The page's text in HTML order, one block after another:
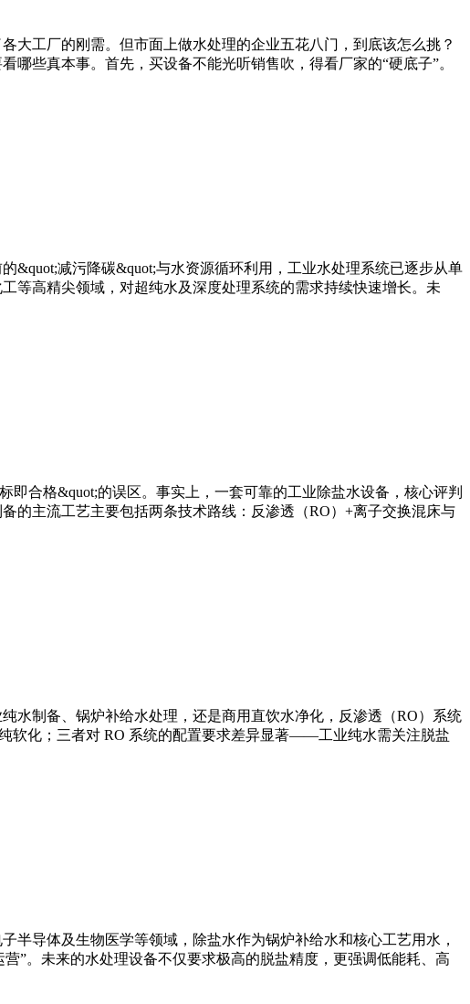
大工厂的刚需。但市面上做水处理的企业五花八门，到底该怎么挑？
些真本事。首先，买设备不能光听销售吹，得看厂家的“硬底子”。
&quot;减污降碳&quot;与水资源循环利用，工业水处理系统已逐步从单
等高精尖领域，对超纯水及深度处理系统的需求持续快速增长。未
合格&quot;的误区。事实上，一套可靠的工业除盐水设备，核心评判
的主流工艺主要包括两条技术路线：反渗透（RO）+离子交换混床与
水制备、锅炉补给水处理，还是商用直饮水净化，反渗透（RO）系统
软化；三者对 RO 系统的配置要求差异显著——工业纯水需关注脱盐
半导体及生物医学等领域，除盐水作为锅炉补给水和核心工艺用水，
”。未来的水处理设备不仅要求极高的脱盐精度，更强调低能耗、高